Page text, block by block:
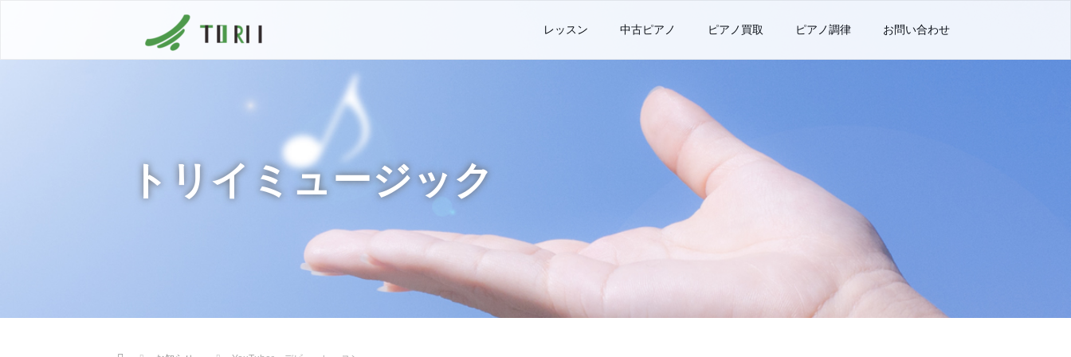
レッスン 中古ピアノ ピアノ買取 ピアノ調律 お問い合わせ
トリイミュージック